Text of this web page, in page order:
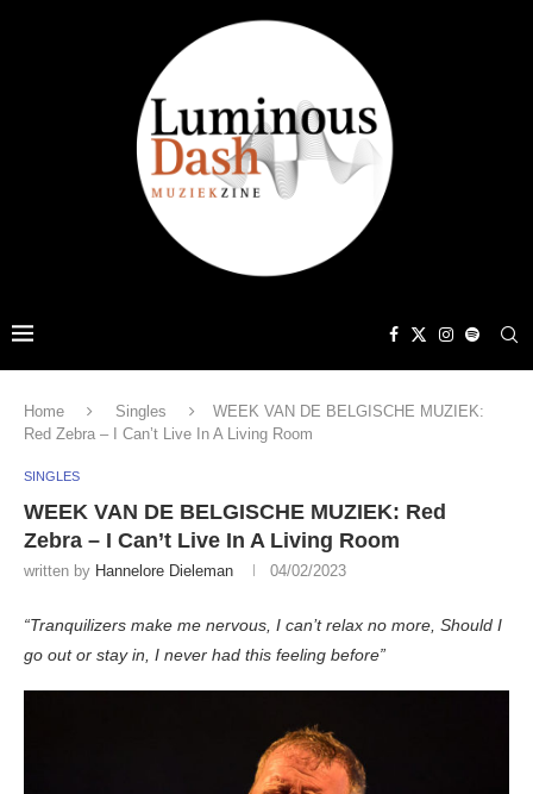
Home Singles
WEEK VAN DE BELGISCHE MUZIEK:
Red Zebra – I Can’t Live In A Living Room
SINGLES
WEEK VAN DE BELGISCHE MUZIEK: Red
Zebra – I Can’t Live In A Living Room
written by Hannelore Dieleman 04/02/2023
“Tranquilizers make me nervous, I can’t relax no more, Should I
go out or stay in, I never had this feeling before”